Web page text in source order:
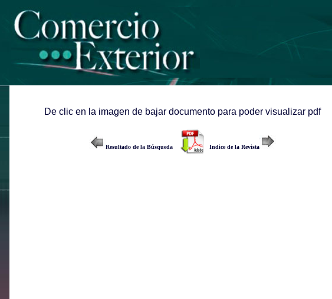
De clic en la imagen de bajar documento para poder visualizar pdf
Resultado de la Búsqueda Indice de la Revista